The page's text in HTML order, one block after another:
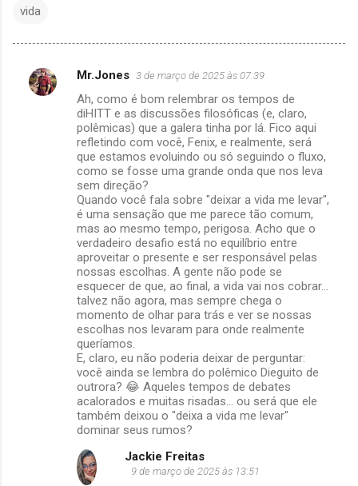
vida
C
Mr.Jones 3 de março de 2025 às 07:39
Ah, como é bom relembrar os tempos de
diHITT e as discussões filosóficas (e, claro,
polêmicas) que a galera tinha por lá. Fico aqui
refletindo com você, Fenix, e realmente, será
que estamos evoluindo ou só seguindo o fluxo,
como se fosse uma grande onda que nos leva
sem direção?
Quando você fala sobre "deixar a vida me levar",
é uma sensação que me parece tão comum,
mas ao mesmo tempo, perigosa. Acho que o
verdadeiro desafio está no equilíbrio entre
aproveitar o presente e ser responsável pelas
nossas escolhas. A gente não pode se
esquecer de que, ao final, a vida vai nos cobrar...
talvez não agora, mas sempre chega o
momento de olhar para trás e ver se nossas
escolhas nos levaram para onde realmente
queríamos.
E, claro, eu não poderia deixar de perguntar:
você ainda se lembra do polêmico Dieguito de
outrora? 😂 Aqueles tempos de debates
acalorados e muitas risadas… ou será que ele
também deixou o "deixa a vida me levar"
dominar seus rumos?
Jackie Freitas
9 de março de 2025 às 13:51